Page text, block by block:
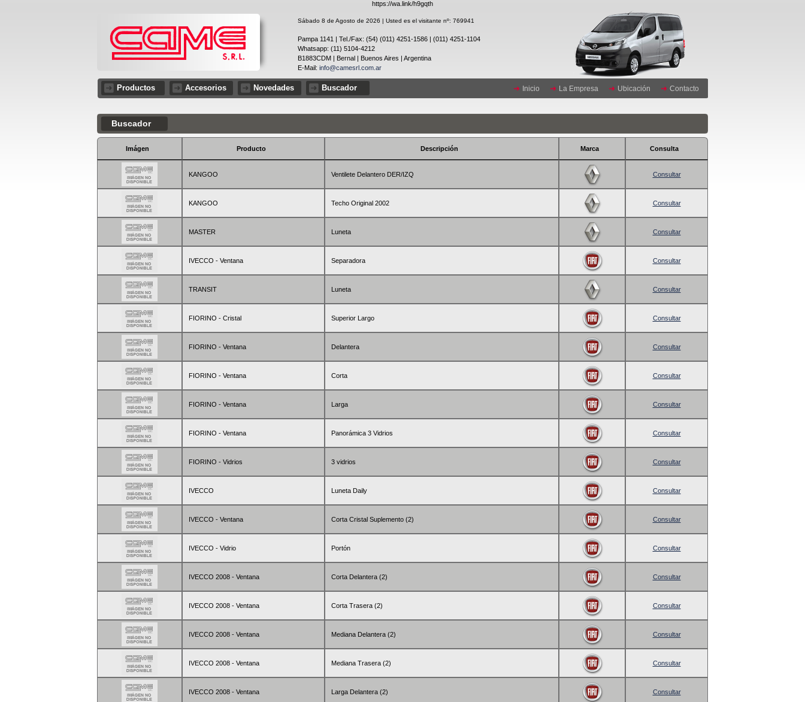
https://wa.link/h9gqth
Sábado 8 de Agosto de 2026 | Usted es el visitante nº: 769941
Pampa 1141 | Tel./Fax: (54) (011) 4251-1586 | (011) 4251-1104
Whatsapp: (11) 5104-4212
B1883CDM | Bernal | Buenos Aires | Argentina
E-Mail: info@camesrl.com.ar
Productos Accesorios Novedades Buscador Inicio La Empresa Ubicación Contacto
Buscador
Imágen Producto Descripción Marca Consulta
KANGOO Ventilete Delantero DER/IZQ Consultar
KANGOO Techo Original 2002 Consultar
MASTER Luneta Consultar
IVECCO - Ventana Separadora Consultar
TRANSIT Luneta Consultar
FIORINO - Cristal Superior Largo Consultar
FIORINO - Ventana Delantera Consultar
FIORINO - Ventana Corta Consultar
FIORINO - Ventana Larga Consultar
FIORINO - Ventana Panorámica 3 Vidrios Consultar
FIORINO - Vidrios 3 vidrios Consultar
IVECCO Luneta Daily Consultar
IVECCO - Ventana Corta Cristal Suplemento (2) Consultar
IVECCO - Vidrio Portón Consultar
IVECCO 2008 - Ventana Corta Delantera (2) Consultar
IVECCO 2008 - Ventana Corta Trasera (2) Consultar
IVECCO 2008 - Ventana Mediana Delantera (2) Consultar
IVECCO 2008 - Ventana Mediana Trasera (2) Consultar
IVECCO 2008 - Ventana Larga Delantera (2) Consultar